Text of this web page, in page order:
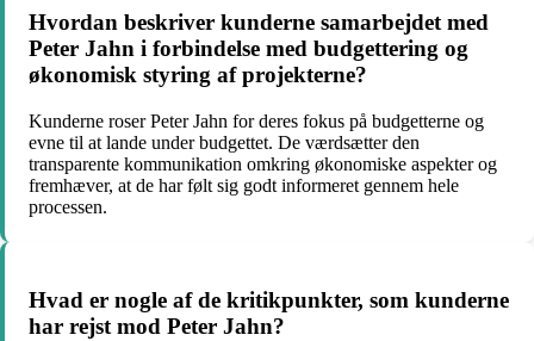
Hvordan beskriver kunderne samarbejdet med
Peter Jahn i forbindelse med budgettering og
økonomisk styring af projekterne?
Kunderne roser Peter Jahn for deres fokus på budgetterne og
evne til at lande under budgettet. De værdsætter den
transparente kommunikation omkring økonomiske aspekter og
fremhæver, at de har følt sig godt informeret gennem hele
processen.
Hvad er nogle af de kritikpunkter, som kunderne
har rejst mod Peter Jahn?